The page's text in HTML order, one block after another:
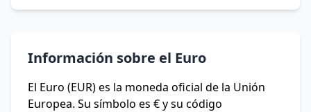
Información sobre el Euro
El Euro (EUR) es la moneda oficial de la Unión
Europea. Su símbolo es € y su código